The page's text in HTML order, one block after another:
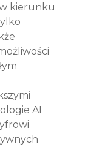
kierunku
AI